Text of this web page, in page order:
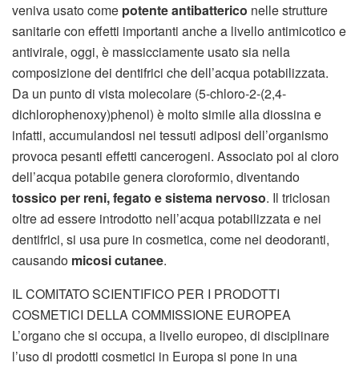
veniva usato come potente antibatterico nelle strutture
sanitarie con effetti importanti anche a livello antimicotico e
antivirale, oggi, è massicciamente usato sia nella
composizione dei dentifrici che dell’acqua potabilizzata.
Da un punto di vista molecolare (5-chloro-2-(2,4-
dichlorophenoxy)phenol) è molto simile alla diossina e
infatti, accumulandosi nei tessuti adiposi dell’organismo
provoca pesanti effetti cancerogeni. Associato poi al cloro
dell’acqua potabile genera cloroformio, diventando
tossico per reni, fegato e sistema nervoso. Il triclosan
oltre ad essere introdotto nell’acqua potabilizzata e nei
dentifrici, si usa pure in cosmetica, come nei deodoranti,
causando micosi cutanee.
IL COMITATO SCIENTIFICO PER I PRODOTTI
COSMETICI DELLA COMMISSIONE EUROPEA
L’organo che si occupa, a livello europeo, di disciplinare
l’uso di prodotti cosmetici in Europa si pone in una